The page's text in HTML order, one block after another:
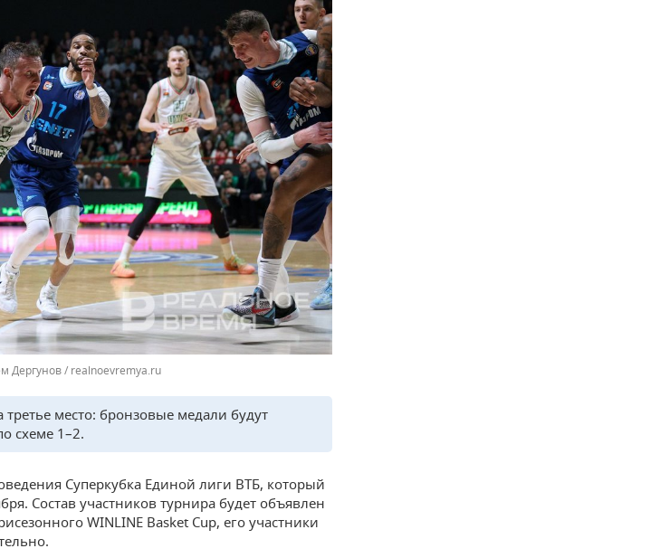
Дергунов / realnoevremya.ru
место: бронзовые медали будут
схеме 1–2.
Суперкубка Единой лиги ВТБ, который
Состав участников турнира будет объявлен
WINLINE Basket Cup, его участники